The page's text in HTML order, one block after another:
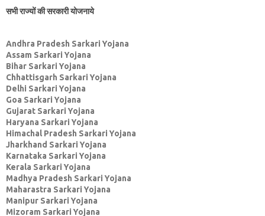
सभी राज्यों की सरकारी योजनाये
Andhra Pradesh Sarkari Yojana
Assam Sarkari Yojana
Bihar Sarkari Yojana
Chhattisgarh Sarkari Yojana
Delhi Sarkari Yojana
Goa Sarkari Yojana
Gujarat Sarkari Yojana
Haryana Sarkari Yojana
Himachal Pradesh Sarkari Yojana
Jharkhand Sarkari Yojana
Karnataka Sarkari Yojana
Kerala Sarkari Yojana
Madhya Pradesh Sarkari Yojana
Maharastra Sarkari Yojana
Manipur Sarkari Yojana
Mizoram Sarkari Yojana